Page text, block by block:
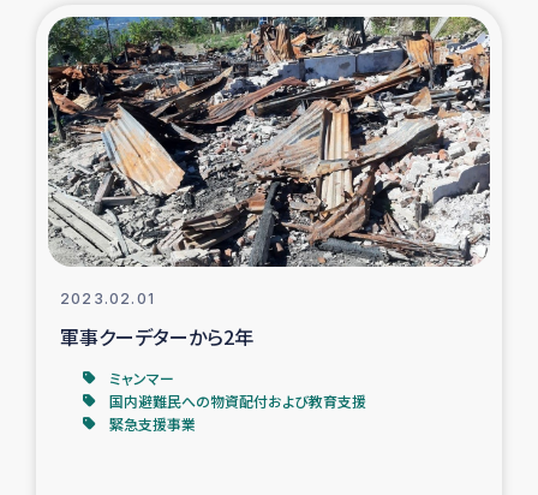
ガザ地区における被災住民への緊急支援
ガザ地区酪農を通した女性グループの生計支援
ふりかけ普及と食生活改善による栄養改善事業
フェアトレード事業
女性の生計向上を通じた子どもの栄養改善事業
2023.02.01
軍事クーデターから2年
ミャンマー
国内避難民への物資配付および教育支援
緊急支援事業